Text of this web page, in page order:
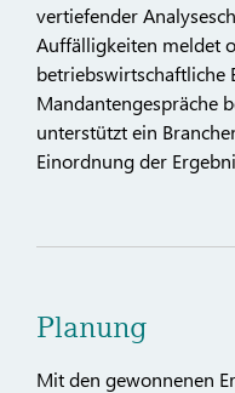
vertiefender
Auffälligkeiten meldet
betriebswirtschaftliche
Mandantengespräche
unterstützt ein
Einordnung der
Planung
Mit den gewonnenen